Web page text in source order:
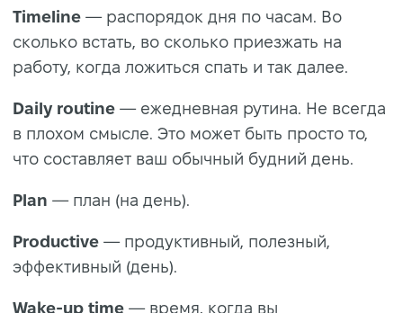
Timeline — распорядок дня по часам. Во
сколько встать, во сколько приезжать на
работу, когда ложиться спать и так далее.
Daily routine — ежедневная рутина. Не всегда
в плохом смысле. Это может быть просто то,
что составляет ваш обычный будний день.
Plan — план (на день).
Productive — продуктивный, полезный,
эффективный (день).
Wake-up time — время, когда вы